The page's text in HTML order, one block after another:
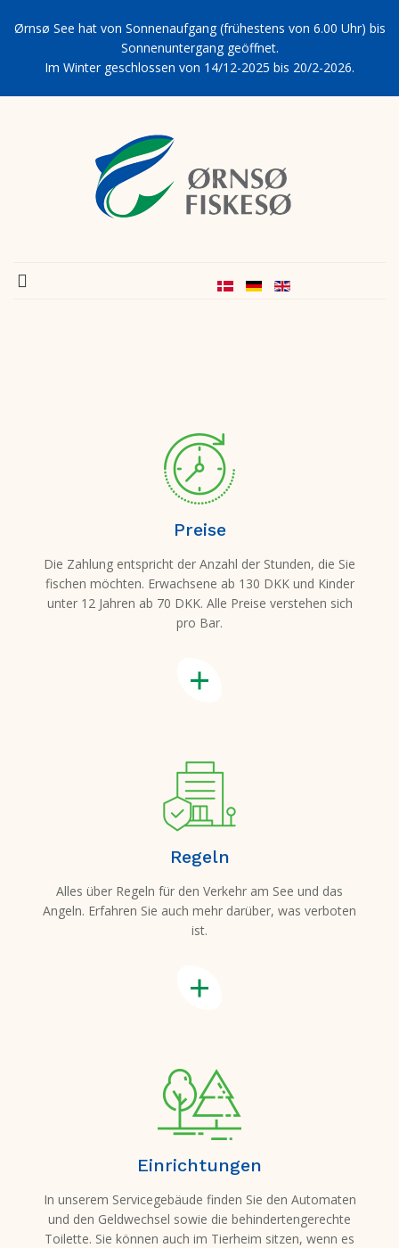
Ørnsø See hat von Sonnenaufgang (frühestens von 6.00 Uhr) bis
Sonnenuntergang geöffnet.
Im Winter geschlossen von 14/12-2025 bis 20/2-2026.
Preise
Die Zahlung entspricht der Anzahl der Stunden, die Sie
fischen möchten. Erwachsene ab 130 DKK und Kinder
unter 12 Jahren ab 70 DKK. Alle Preise verstehen sich
pro Bar.
Regeln
Alles über Regeln für den Verkehr am See und das
Angeln. Erfahren Sie auch mehr darüber, was verboten
ist.
Einrichtungen
In unserem Servicegebäude finden Sie den Automaten
und den Geldwechsel sowie die behindertengerechte
Toilette. Sie können auch im Tierheim sitzen, wenn es